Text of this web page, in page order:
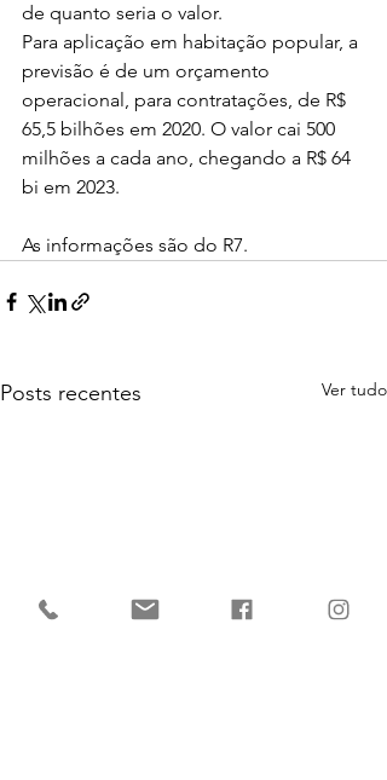
de quanto seria o valor.
Para aplicação em habitação popular, a
previsão é de um orçamento
operacional, para contratações, de R$
65,5 bilhões em 2020. O valor cai 500
milhões a cada ano, chegando a R$ 64
bi em 2023.
As informações são do R7.
Posts recentes Ver tudo